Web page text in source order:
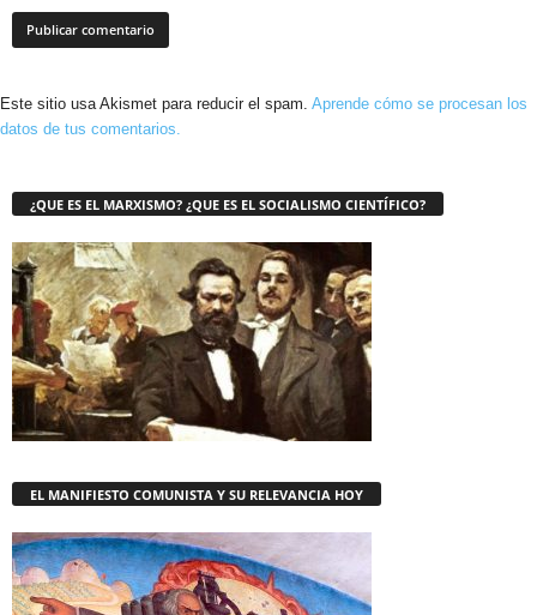
Este sitio usa Akismet para reducir el spam. Aprende cómo se procesan los
datos de tus comentarios.
¿QUE ES EL MARXISMO? ¿QUE ES EL SOCIALISMO CIENTÍFICO?
EL MANIFIESTO COMUNISTA Y SU RELEVANCIA HOY